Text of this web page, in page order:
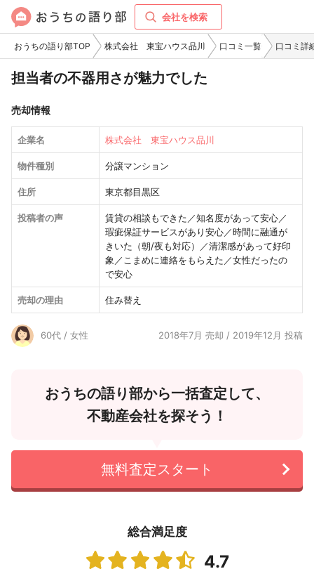
会社を検索
おうちの語り部TOP 株式会社 東宝ハウス品川 口コミ一覧 口コミ詳
担当者の不器用さが魅力でした
売却情報
企業名 株式会社 東宝ハウス品川
物件種別 分譲マンション
住所 東京都目黒区
投稿者の声
賃貸の相談もできた／知名度があって安心／
瑕疵保証サービスがあり安心／時間に融通が
きいた（朝/夜も対応）／清潔感があって好印
象／こまめに連絡をもらえた／女性だったの
で安心
売却の理由 住み替え
60代 / 女性 2018年7月 売却 / 2019年12月 投稿
おうちの語り部から一括査定して、
不動産会社を探そう！
無料査定スタート
総合満足度
4.7